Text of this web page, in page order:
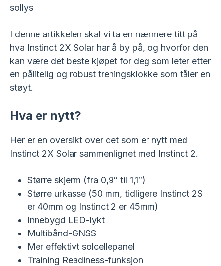
sollys
I denne artikkelen skal vi ta en nærmere titt på
hva Instinct 2X Solar har å by på, og hvorfor den
kan være det beste kjøpet for deg som leter etter
en pålitelig og robust treningsklokke som tåler en
støyt.
Hva er nytt?
Her er en oversikt over det som er nytt med
Instinct 2X Solar sammenlignet med Instinct 2.
Større skjerm (fra 0,9″ til 1,1″)
Større urkasse (50 mm, tidligere Instinct 2S
er 40mm og Instinct 2 er 45mm)
Innebygd LED-lykt
Multibånd-GNSS
Mer effektivt solcellepanel
Training Readiness-funksjon